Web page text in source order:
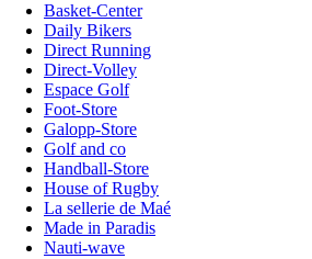
Basket-Center
Daily Bikers
Direct Running
Direct-Volley
Espace Golf
Foot-Store
Galopp-Store
Golf and co
Handball-Store
House of Rugby
La sellerie de Maé
Made in Paradis
Nauti-wave